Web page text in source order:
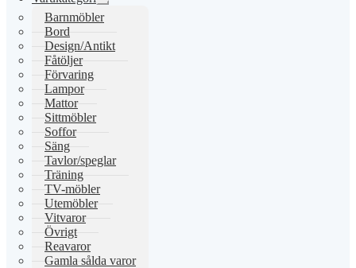
Expandera
undermeny
Barnmöbler
Bord
Design/Antikt
Fåtöljer
Förvaring
Lampor
Mattor
Sittmöbler
Soffor
Säng
Tavlor/speglar
Träning
TV-möbler
Utemöbler
Vitvaror
Övrigt
Reavaror
Gamla sålda varor